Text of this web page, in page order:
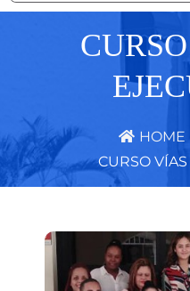
HOME
CURSO